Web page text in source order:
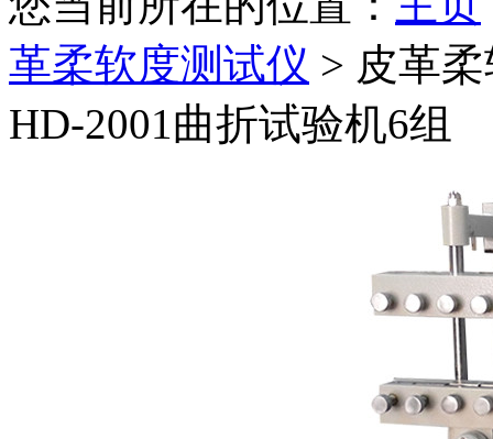
革柔软度测试仪 > 皮革
HD-2001曲折试验机6组